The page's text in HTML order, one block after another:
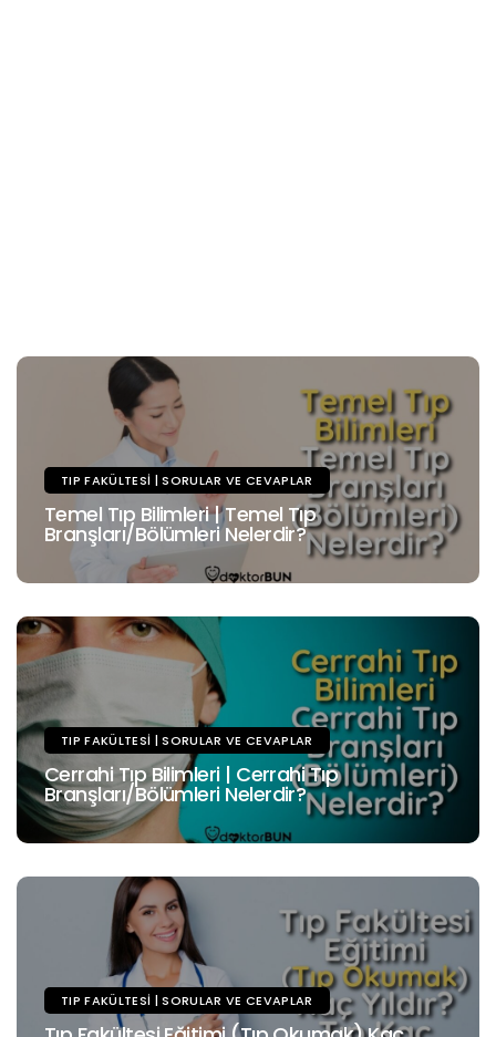
TIP FAKÜLTESI | SORULAR VE CEVAPLAR
Temel Tıp Bilimleri | Temel Tıp
Branşları/Bölümleri Nelerdir?
TIP FAKÜLTESI | SORULAR VE CEVAPLAR
Cerrahi Tıp Bilimleri | Cerrahi Tıp
Branşları/Bölümleri Nelerdir?
TIP FAKÜLTESI | SORULAR VE CEVAPLAR